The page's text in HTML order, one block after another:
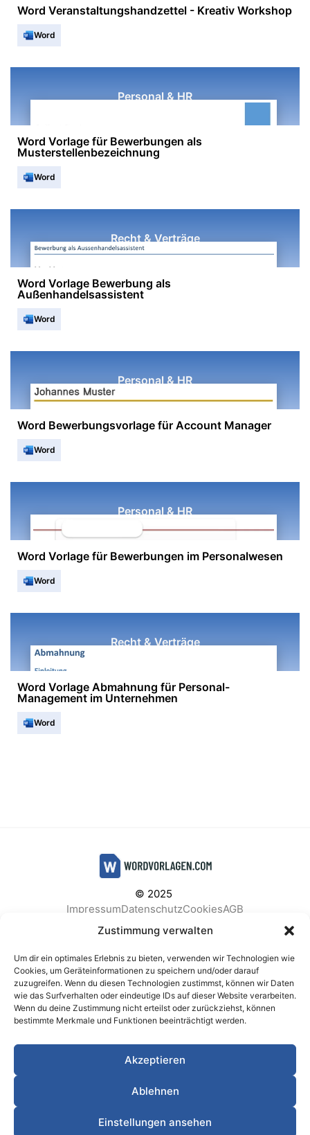
Zustimmung verwalten
Um dir ein optimales Erlebnis zu bieten, verwenden wir Technologien wie
Cookies, um Geräteinformationen zu speichern und/oder darauf
zuzugreifen. Wenn du diesen Technologien zustimmst, können wir Daten
wie das Surfverhalten oder eindeutige IDs auf dieser Website verarbeiten.
Wenn du deine Zustimmung nicht erteilst oder zurückziehst, können
bestimmte Merkmale und Funktionen beeinträchtigt werden.
Akzeptieren
Ablehnen
Einstellungen ansehen
Word Veranstaltungshandzettel - Kreativ Workshop
Word
Personal & HR
Word Vorlage für Bewerbungen als
Musterstellenbezeichnung
Word
Recht & Verträge
Word Vorlage Bewerbung als
Außenhandelsassistent
Word
Personal & HR
Word Bewerbungsvorlage für Account Manager
Word
Personal & HR
Word Vorlage für Bewerbungen im Personalwesen
Word
Recht & Verträge
Word Vorlage Abmahnung für Personal-
Management im Unternehmen
Word
© 2025
ImpressumDatenschutzCookiesAGB
Facebook
Instagram
BELIEBTE KATEGORIEN
Berichte & Analysen Business
Einkauf & Beschaffung
Gesundheit & Vorsorge
Meetings & Protokolle
Personal & HR
Planung & Strategie